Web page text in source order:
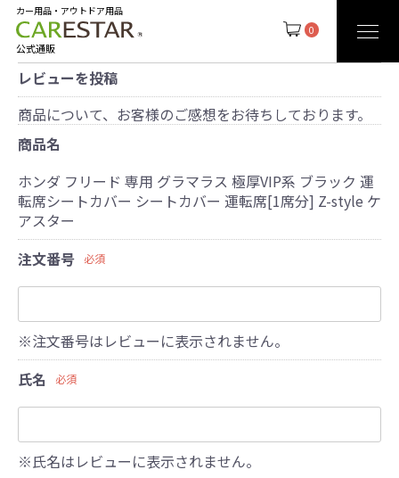
0
カー用品・アウトドア用品
公式通販
レビューを投稿
商品について、お客様のご感想をお待ちしております。
商品名
ホンダ フリード 専用 グラマラス 極厚VIP系 ブラック 運
転席シートカバー シートカバー 運転席[1席分] Z-style ケ
アスター
注文番号
必須
※注文番号はレビューに表示されません。
氏名
必須
※氏名はレビューに表示されません。